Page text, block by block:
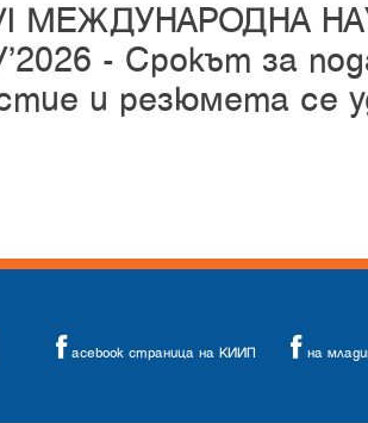
МЕЖДУНАРОДНА
- Срокът за
и резюмета се
acebook страница на КИИП на